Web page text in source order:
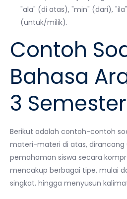
"ala" (di atas), "min" (dari),
(untuk/milik).
Contoh
Bahasa
3
Berikut adalah contoh-contoh
materi-materi di atas, dirancang
pemahaman siswa secara
mencakup berbagai tipe, mulai
singkat, hingga menyusun